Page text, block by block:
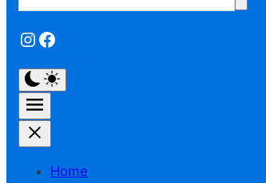
Instagram
Facebook
Home